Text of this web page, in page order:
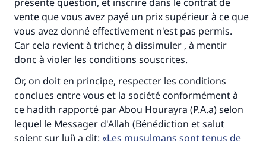
vente que vous avez payé un prix supérieur à ce que
vous avez donné effectivement n'est pas permis.
Car cela revient à tricher, à dissimuler , à mentir
donc à violer les conditions souscrites.
Or, on doit en principe, respecter les conditions
conclues entre vous et la société conformément à
ce hadith rapporté par Abou Hourayra (P.A.a) selon
lequel le Messager d'Allah (Bénédiction et salut
soient sur lui) a dit:
Les musulmans sont tenus de
Faites une différence dans la vie de
millions de personnes grâce à votre